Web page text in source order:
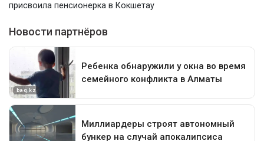
присвоила пенсионерка в Кокшетау